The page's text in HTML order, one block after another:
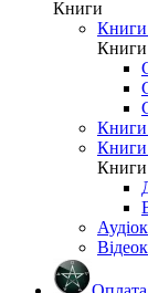
Книги
Книги
Книги
Книги
Книги
Книги